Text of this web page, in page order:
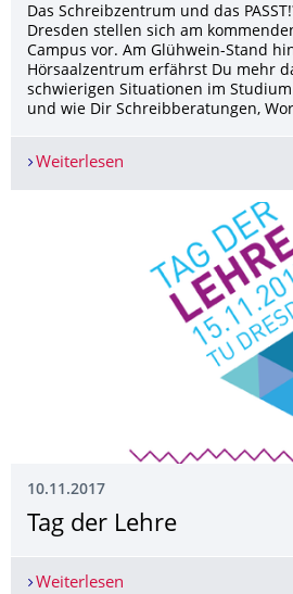
Das Schreibzentrum und das
Dresden stellen sich am
Campus vor. Am Glühwein-Stand
Hörsaalzentrum erfährst Du mehr
schwierigen Situationen im
und wie Dir Schreibberatungen,
Weiterlesen
10.11.2017
Tag der Lehre
Weiterlesen